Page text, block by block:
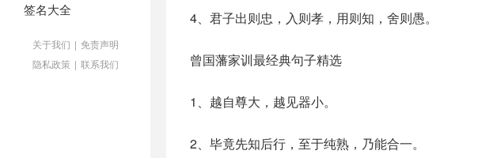
签名大全
关于我们 | 免责声明
隐私政策 | 联系我们
4、君子出则忠，入则孝，用则知，舍则愚。
曾国藩家训最经典句子精选
1、越自尊大，越见器小。
2、毕竟先知后行，至于纯熟，乃能合一。